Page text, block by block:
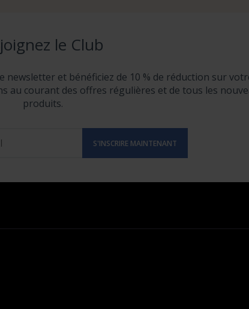
le Club
newsletter et bénéficiez de 10 % de réduction sur
au courant des offres régulières et de tous les
produits.